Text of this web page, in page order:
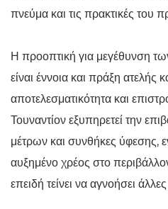
πνεύμα και τις πρακτικές του
Η προοπτική για μεγέθυνση
είναι έννοια και πράξη ατελής
αποτελεσματικότητα και
Τουναντίον εξυπηρετεί την
μέτρων και συνθήκες ύφεσης,
αυξημένο χρέος στο
επειδή τείνει να αγνοήσει